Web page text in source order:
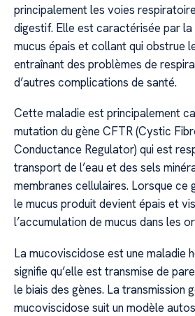
principalement les voies
digestif. Elle est caractérisée par la
mucus épais et collant qui obstrue
entraînant des problèmes de
d’autres complications de santé.
Cette maladie est principalement
mutation du gène CFTR (Cystic
Conductance Regulator) qui est
transport de l’eau et des sels
membranes cellulaires. Lorsque ce
le mucus produit devient épais et
l’accumulation de mucus dans les
La mucoviscidose est une maladie
signifie qu’elle est transmise de
le biais des gènes. La transmission
mucoviscidose suit un modèle